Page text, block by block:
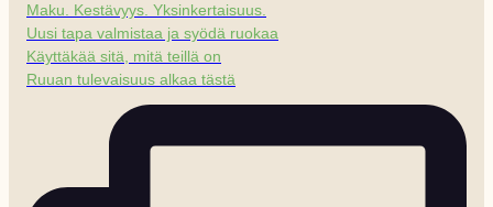
Maku. Kestävyys. Yksinkertaisuus.
Uusi tapa valmistaa ja syödä ruokaa
Käyttäkää sitä, mitä teillä on
Ruuan tulevaisuus alkaa tästä